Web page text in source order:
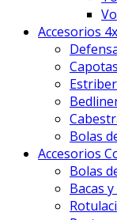
Accesorios
Bolas
Accesorios
Bolas
Bacas